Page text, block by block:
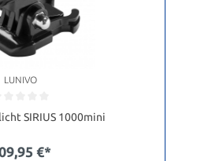
LUNIVO
SIRIUS 1000mini
€*